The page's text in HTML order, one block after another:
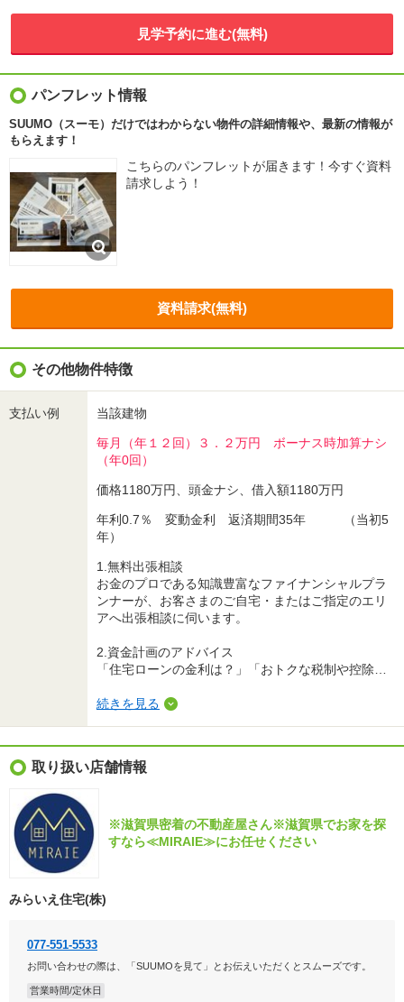
見学予約に進む(無料)
パンフレット情報
SUUMO（スーモ）だけではわからない物件の詳細情報や、最新の情報が
もらえます！
こちらのパンフレットが届きます！今すぐ資料
請求しよう！
資料請求(無料)
その他物件特徴
支払い例 当該建物
毎月（年１２回）３．２万円 ボーナス時加算ナシ
（年0回）
価格1180万円、頭金ナシ、借入額1180万円
年利0.7％ 変動金利 返済期間35年 （当初5
年）
1.無料出張相談
お金のプロである知識豊富なファイナンシャルプラ
ンナーが、お客さまのご自宅・またはご指定のエリ
アへ出張相談に伺います。
2.資金計画のアドバイス
「住宅ローンの金利は？」「おトクな税制や控除…
続きを見る
取り扱い店舗情報
※滋賀県密着の不動産屋さん※滋賀県でお家を探
すなら≪MIRAIE≫にお任せください
みらいえ住宅(株)
077-551-5533
お問い合わせの際は、「SUUMOを見て」とお伝えいただくとスムーズです。
営業時間/定休日